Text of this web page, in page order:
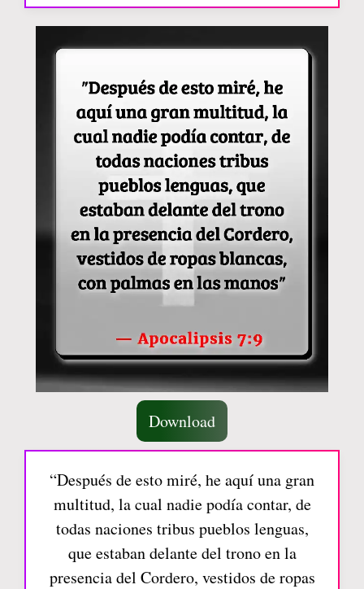
Download
“Después de esto miré, he aquí una gran
multitud, la cual nadie podía contar, de
todas naciones tribus pueblos lenguas,
que estaban delante del trono en la
presencia del Cordero, vestidos de ropas